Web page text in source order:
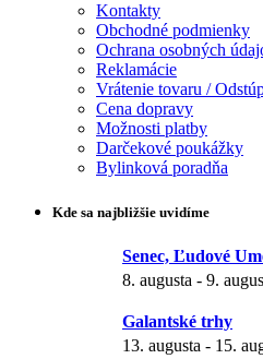
Kontakty
Obchodné podmienky
Ochrana osobných
Reklamácie
Vrátenie tovaru /
Cena dopravy
Možnosti platby
Darčekové poukážky
Bylinková poradňa
Kde sa najbližšie uvidíme
Senec, Ľudové
8. augusta - 9.
Galantské trhy
13. augusta - 15.